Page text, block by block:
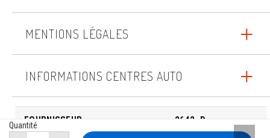
Quantité
MENTIONS LÉGALES
INFORMATIONS CENTRES AUTO
FOURNISSEUR 2642_D